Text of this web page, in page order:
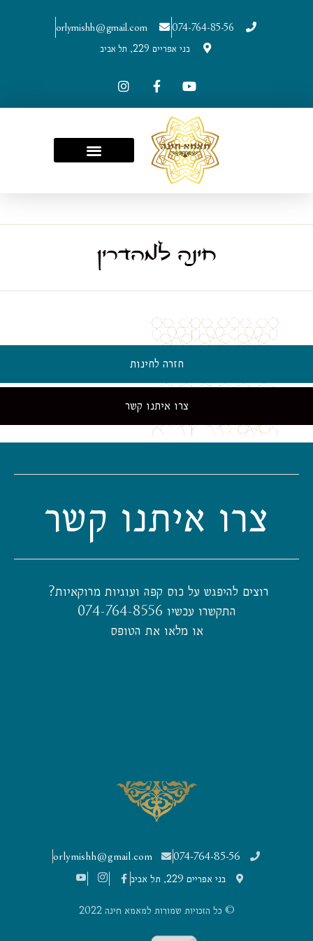
074-764-85-56
orlymishh@gmail.com
בני אפריים 229, תל אביב
חינה למהדרין
חזרה לחינות
צרו איתנו קשר
צרו איתנו קשר
רוצים להיפגש על כוס קפה ועוגיות מרוקאיות?
התקשרו עכשיו 074-764-8556
או מלאו את הטופס
074-764-85-56
orlymishh@gmail.com
בני אפריים 229, תל אביב
© כל הזכויות שמורות למאמא חינה 2022